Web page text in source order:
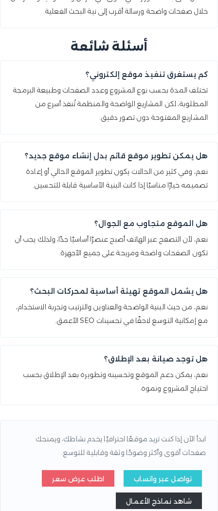
خلال صفحات واضحة ورسالة أقرب إلى نية البحث الفعلية.
أسئلة شائعة
كم يستغرق تنفيذ موقع إلكتروني؟
تختلف المدة بحسب نوع المشروع وعدد الصفحات وطبيعة البرمجة
المطلوبة، لكن المشاريع الواضحة والمنظمة تُنفذ أسرع من
المشاريع المفتوحة دون تصور دقيق.
هل يمكن تطوير موقع قائم بدل إنشاء موقع جديد؟
نعم، وفي كثير من الحالات يكون تطوير الموقع الحالي أو إعادة
تصميمه خيارًا مناسبًا إذا كانت البنية الأساسية قابلة للتحسين.
هل الموقع متجاوب مع الجوال؟
نعم، لأن التصفح عبر الهاتف أصبح عنصرًا أساسيًا جدًا، ولذلك يجب أن
تكون الصفحات واضحة ومريحة على جميع الأجهزة.
هل يشمل الموقع تهيئة أساسية لمحركات البحث؟
نعم، من حيث البنية الواضحة والعناوين والترتيب وتجربة الاستخدام،
مع إمكانية التوسع لاحقًا في تحسينات SEO الأعمق.
هل توجد صيانة بعد الإطلاق؟
نعم، يمكن دعم الموقع وتحسينه وتطويره بعد الإطلاق بحسب
احتياج المشروع ونموه.
ابدأ الآن إذا كنت تريد موقعًا احترافيًا يخدم نشاطك، ويمنحك
صفحات أقوى وأكثر وضوحًا وثقة وقابلية للتوسع.
تواصل عبر واتساب اطلب عرض سعر
شاهد نماذج الأعمال